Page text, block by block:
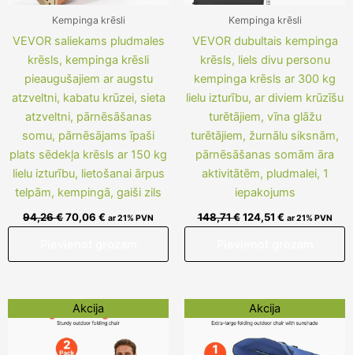
Kempinga krēsli
VEVOR saliekams pludmales
krēsls, kempinga krēsli
pieaugušajiem ar augstu
atzveltni, kabatu krūzei, sieta
atzveltni, pārnēsāšanas
somu, pārnēsājams īpaši
plats sēdekļa krēsls ar 150 kg
lielu izturību, lietošanai ārpus
telpām, kempingā, gaiši zils
94,26€70,06 € ar 21% PVN
Kempinga krēsli
VEVOR dubultais kempinga
krēsls, liels divu personu
kempinga krēsls ar 300 kg
lielu izturību, ar diviem krūzīšu
turētājiem, vīna glāžu
turētājiem, žurnālu siksnām,
pārnēsāšanas somām āra
aktivitātēm, pludmalei, 1
iepakojums
148,71€ 124,51 € ar 21% PVN
Akcija
Original
price
122,09 €.
price
97,89 €.
Akcija
Original
price
113,62 €.
price
89,42 €.